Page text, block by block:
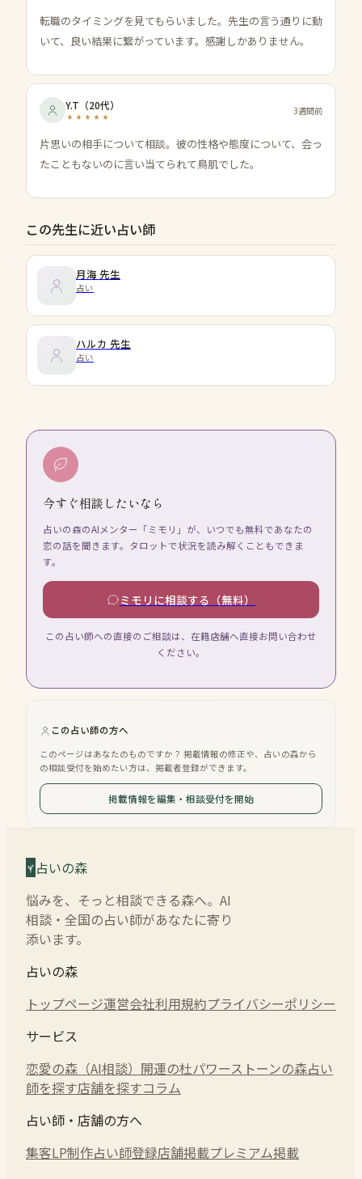
転職のタイミングを見てもらいました。先生の言う通りに動
いて、良い結果に繋がっています。感謝しかありません。
Y.T （20代） 3週間前
片思いの相手について相談。彼の性格や態度について、会っ
たこともないのに言い当てられて鳥肌でした。
この先生に近い占い師
月海 先生
占い
ハルカ 先生
占い
今すぐ相談したいなら
占いの森のAIメンター「ミモリ」が、いつでも無料であなたの
恋の話を聞きます。タロットで状況を読み解くこともできま
す。
ミモリに相談する（無料）
この占い師への直接のご相談は、在籍店舗へ直接お問い合わせ
ください。
この占い師の方へ
このページはあなたのものですか？ 掲載情報の修正や、占いの森から
の相談受付を始めたい方は、掲載者登録ができます。
掲載情報を編集・相談受付を開始
占いの森
悩みを、そっと相談できる森へ。AI
相談・全国の占い師があなたに寄り
添います。
占いの森
トップページ運営会社利用規約プライバシーポリシー
サービス
恋愛の森（AI相談） 開運の杜パワーストーンの森占い
師を探す店舗を探すコラム
占い師・店舗の方へ
集客LP制作占い師登録店舗掲載プレミアム掲載